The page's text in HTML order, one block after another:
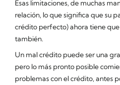
Esas limitaciones, de muchas
relación, lo que significa que su
crédito perfecto) ahora tiene
también.
Un mal crédito puede ser una
pero lo más pronto posible
problemas con el crédito, antes